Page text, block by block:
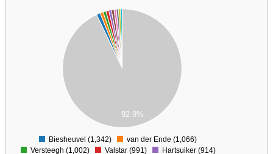
92.9%
0
Biesheuvel (1,342)
van der Ende (1,066)
Versteegh (1,002)
Valstar (991)
Hartsuiker (914)